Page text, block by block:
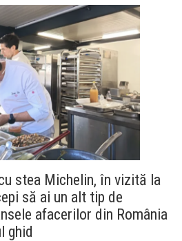
stea Michelin, în vizită la
să ai un alt tip de
afacerilor din România
ghid